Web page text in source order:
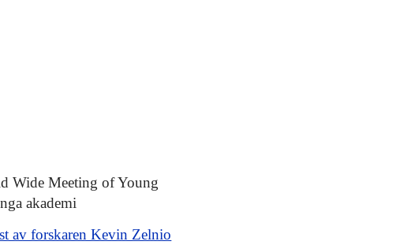
Wide Meeting of Young
akademi
av forskaren Kevin Zelnio